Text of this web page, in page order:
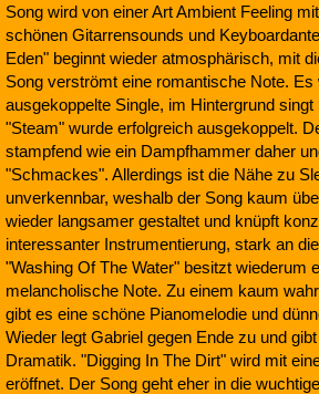
Song wird von einer Art Ambient Feeling
schönen Gitarrensounds und
Eden" beginnt wieder atmosphärisch, mit
Song verströmt eine romantische Note. Es
ausgekoppelte Single, im Hintergrund singt
"Steam" wurde erfolgreich ausgekoppelt.
stampfend wie ein Dampfhammer daher
"Schmackes". Allerdings ist die Nähe zu
unverkennbar, weshalb der Song kaum
wieder langsamer gestaltet und knüpft
interessanter Instrumentierung, stark an
"Washing Of The Water" besitzt wiederum
melancholische Note. Zu einem kaum
gibt es eine schöne Pianomelodie und
Wieder legt Gabriel gegen Ende zu und
Dramatik. "Digging In The Dirt" wird mit
eröffnet. Der Song geht eher in die